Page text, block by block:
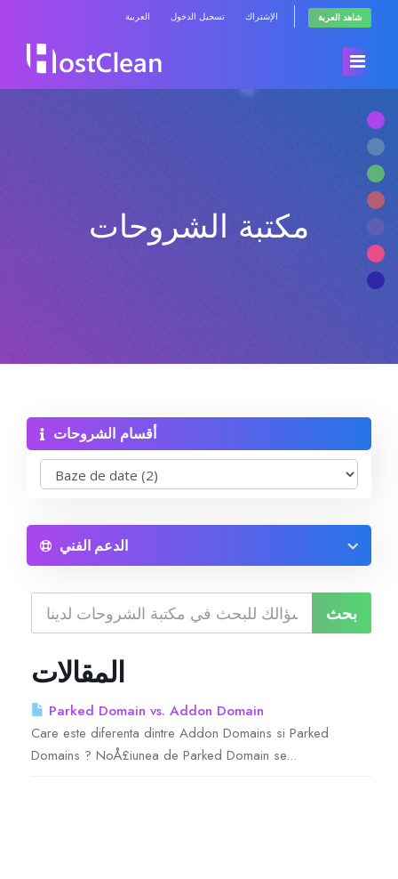
العربية تسجيل الدخول الإشتراك شاهد العربة
تصفح الكل
Reseller Radio SonicPanel SHOUTcast
WebHosting
Reseller Web Hosting
Servere VPS
Counter Strike 1.6
Counter Strike Go
أخبار وإعلاناتمكتبة الشروحات
أقسام الشروحات
الدعم الفني
المقالات
Parked Domain vs. Addon Domain
Care este diferenta dintre Addon Domains si Parked
Domains ? NoÅ£iunea de Parked Domain se...